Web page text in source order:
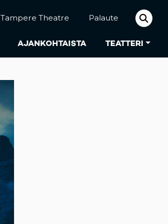
AJANKOHTAISTA TEATTERI
Tampere Theatre Palaute